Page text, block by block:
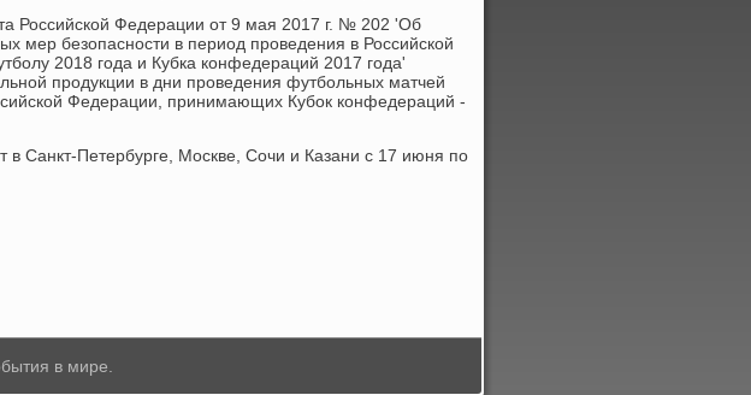
Российской Федерации от 9 мая 2017 г. № 202 'Об
мер безопасности в период проведения в Российской
2018 года и Кубка конфедераций 2017 года'
продукции в дни проведения футбольных матчей
Федерации, принимающих Кубок конфедераций -
в Санкт-Петербурге, Москве, Сочи и Казани с 17 июня по
в мире.